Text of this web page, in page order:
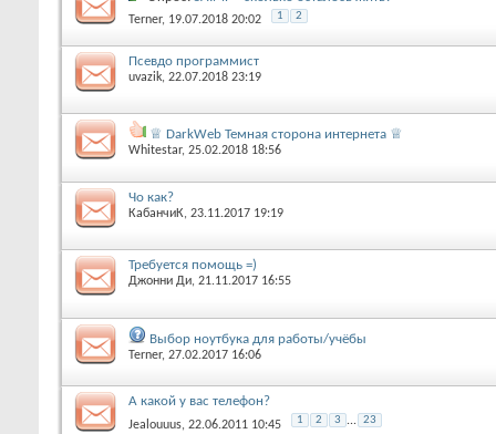
Terner, 19.07.2018 20:02 1 2
Псевдо программист
uvazik, 22.07.2018 23:19
♕ DarkWeb Темная сторона интернета ♕
Whitestar, 25.02.2018 18:56
Чо как?
КабанчиК, 23.11.2017 19:19
Требуется помощь =)
Джонни Ди, 21.11.2017 16:55
Выбор ноутбука для работы/учёбы
Terner, 27.02.2017 16:06
А какой у вас телефон?
Jealouuus, 22.06.2011 10:45 1 2 3 ... 23